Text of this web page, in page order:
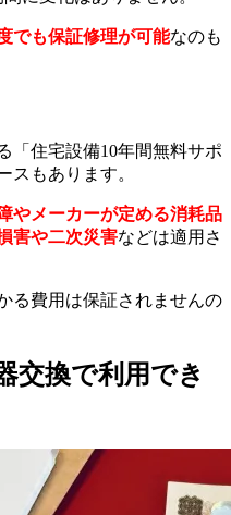
でも保証修理が可能なのも
「住宅設備10年間無料サポ
スもあります。
やメーカーが定める消耗品
害や二次災害などは適用さ
る費用は保証されませんの
交換で利用でき